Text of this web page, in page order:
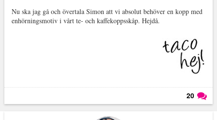
Nu ska jag gå och övertala Simon att vi absolut behöver en kopp med
enhörningsmotiv i vårt te- och kaffekoppsskåp. Hejdå.
20